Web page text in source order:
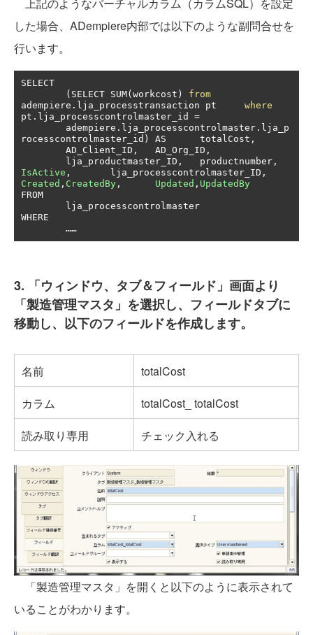
上記のようなバーチャルカラム（カラムSQL）を設定
した場合、ADempiere内部では以下のような副問合せを
行います。
SELECT
( SELECT SUM( workcost )
from
adempiere .
where
pt . lja_processcontrolmaster_id =
adempiere . lja_processcontrolmaster . lja_p
rocesscontrolmaster_id ) AS 	totalCost ,
AD_Client_ID , AD_Org_ID ,
lja_productmaster_ID , productnumber ,
IsActive , lja_processcontrolmaster_ID ,
Created , CreatedBy , Updated , UpdatedBy
FROM
WHERE
……
3. 「ウィンドウ、タブ＆フィールド」画面より
「製造管理マスタ」を選択し、フィールドタブに
移動し、以下のフィールドを作成します。
名前
totalCost
カラム
totalCost_ totalCost
読み取り専用
チェック入れる
「製造管理マスタ」を開くと以下のように表示されて
いることがわかります。